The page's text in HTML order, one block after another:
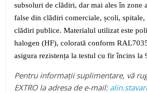
subsoluri de clădiri, dar mai ales în zone
false din clădiri comerciale, școli, spitale,
clădiri publice. Materialul utilizat este
halogen (HF), colorată conform
asigura rezistența la testul cu fir încins la
Pentru informații suplimentare, vă
EXTRO la adresa de e-mail: